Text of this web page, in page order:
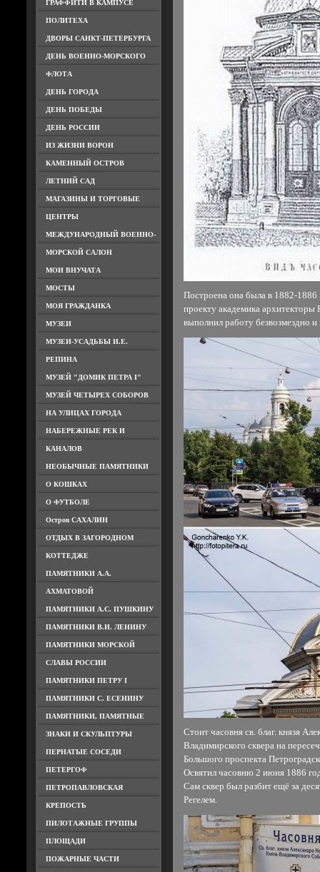
ГРАФФИТИ В КАМПУСЕ
ПОЛИТЕХА
ДВОРЫ САНКТ-ПЕТЕРБУРГА
ДЕНЬ ВОЕННО-МОРСКОГО
ФЛОТА
ДЕНЬ ГОРОДА
ДЕНЬ ПОБЕДЫ
ДЕНЬ РОССИИ
ИЗ ЖИЗНИ ВОРОН
КАМЕННЫЙ ОСТРОВ
ЛЕТНИЙ САД
МАГАЗИНЫ И ТОРГОВЫЕ
ЦЕНТРЫ
МЕЖДУНАРОДНЫЙ ВОЕННО-
МОРСКОЙ САЛОН
МОИ ВНУЧАТА
МОСТЫ
МОЯ ГРАЖДАНКА
МУЗЕИ
МУЗЕИ-УСАДЬБЫ И.Е.
РЕПИНА
МУЗЕЙ "ДОМИК ПЕТРА I"
МУЗЕЙ ЧЕТЫРЕХ СОБОРОВ
НА УЛИЦАХ ГОРОДА
НАБЕРЕЖНЫЕ РЕК И
КАНАЛОВ
НЕОБЫЧНЫЕ ПАМЯТНИКИ
О КОШКАХ
О ФУТБОЛЕ
Остров САХАЛИН
ОТДЫХ В ЗАГОРОДНОМ
КОТТЕДЖЕ
ПАМЯТНИКИ А.А.
АХМАТОВОЙ
ПАМЯТНИКИ А.С. ПУШКИНУ
ПАМЯТНИКИ В.И. ЛЕНИНУ
ПАМЯТНИКИ МОРСКОЙ
СЛАВЫ РОССИИ
ПАМЯТНИКИ ПЕТРУ I
ПАМЯТНИКИ С. ЕСЕНИНУ
ПАМЯТНИКИ, ПАМЯТНЫЕ
ЗНАКИ И СКУЛЬПТУРЫ
ПЕРНАТЫЕ СОСЕДИ
ПЕТЕРГОФ
ПЕТРОПАВЛОВСКАЯ
КРЕПОСТЬ
ПИЛОТАЖНЫЕ ГРУППЫ
ПЛОЩАДИ
ПОЖАРНЫЕ ЧАСТИ
Построена она была в 1882-
проекту академика архитекторы
выполнил работу безвозмездно
Стоит часовня св. благ. князя
Владимирского сквера на
Большого проспекта
Освятил часовню 2 июня 1886
Сам сквер был разбит ещё за
Регелем.